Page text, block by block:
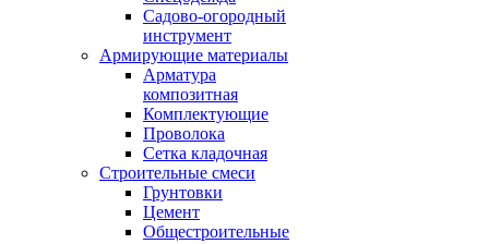
Садово-огородный
инструмент
Армирующие материалы
Арматура
композитная
Комплектующие
Проволока
Сетка кладочная
Строительные смеси
Грунтовки
Цемент
Общестроительные